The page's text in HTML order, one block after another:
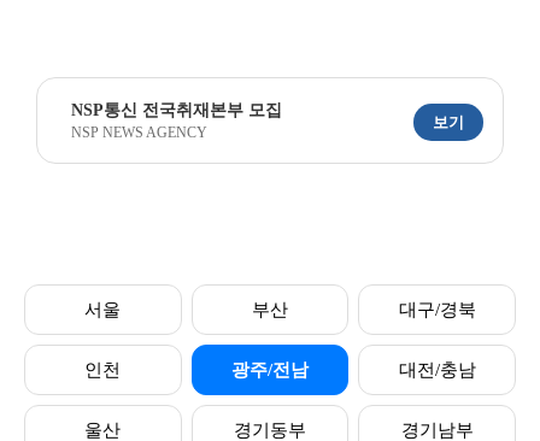
NSP통신 전국취재본부 모집
NSP NEWS AGENCY
보기
서울 부산 대구/경북
인천 광주/전남 대전/충남
울산 경기동부 경기남부